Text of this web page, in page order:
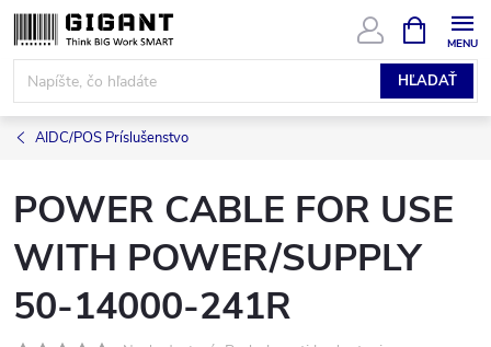
Prejsť
na
obsah
HĽADAŤ
KOŠÍK
AIDC/POS Príslušenstvo
POWER CABLE FOR USE
WITH POWER/SUPPLY
50-14000-241R